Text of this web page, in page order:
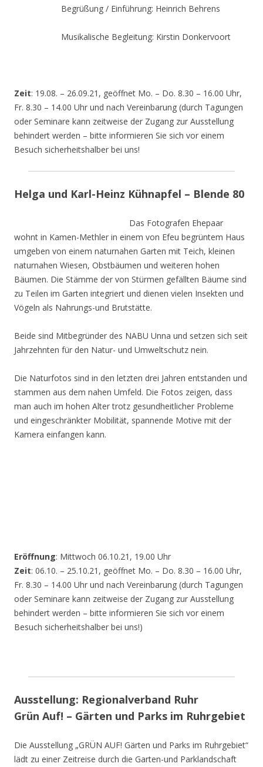
Begrüßung / Einführung: Heinrich Behrens
Musikalische Begleitung: Kirstin Donkervoort
Zeit: 19.08. – 26.09.21, geöffnet Mo. – Do. 8.30 – 16.00 Uhr,
Fr. 8.30 – 14.00 Uhr und nach Vereinbarung (durch Tagungen
oder Seminare kann zeitweise der Zugang zur Ausstellung
behindert werden – bitte informieren Sie sich vor einem
Besuch sicherheitshalber bei uns!
Helga und Karl-Heinz Kühnapfel – Blende 80
Das Fotografen Ehepaar
wohnt in Kamen-Methler in einem von Efeu begrüntem Haus
umgeben von einem naturnahen Garten mit Teich, kleinen
naturnahen Wiesen, Obstbäumen und weiteren hohen
Bäumen. Die Stämme der von Stürmen gefällten Bäume sind
zu Teilen im Garten integriert und dienen vielen Insekten und
Vögeln als Nahrungs-und Brutstätte.
Beide sind Mitbegründer des NABU Unna und setzen sich seit
Jahrzehnten für den Natur- und Umweltschutz nein.
Die Naturfotos sind in den letzten drei Jahren entstanden und
stammen aus dem nahen Umfeld. Die Fotos zeigen, dass
man auch im hohen Alter trotz gesundheitlicher Probleme
und eingeschränkter Mobilität, spannende Motive mit der
Kamera einfangen kann.
Eröffnung: Mittwoch 06.10.21, 19.00 Uhr
Zeit: 06.10. – 25.10.21, geöffnet Mo. – Do. 8.30 – 16.00 Uhr,
Fr. 8.30 – 14.00 Uhr und nach Vereinbarung (durch Tagungen
oder Seminare kann zeitweise der Zugang zur Ausstellung
behindert werden – bitte informieren Sie sich vor einem
Besuch sicherheitshalber bei uns!)
Ausstellung: Regionalverband Ruhr
Grün Auf! – Gärten und Parks im Ruhrgebiet
Die Ausstellung „GRÜN AUF! Gärten und Parks im Ruhrgebiet“
lädt zu einer Zeitreise durch die Garten-und Parklandschaft